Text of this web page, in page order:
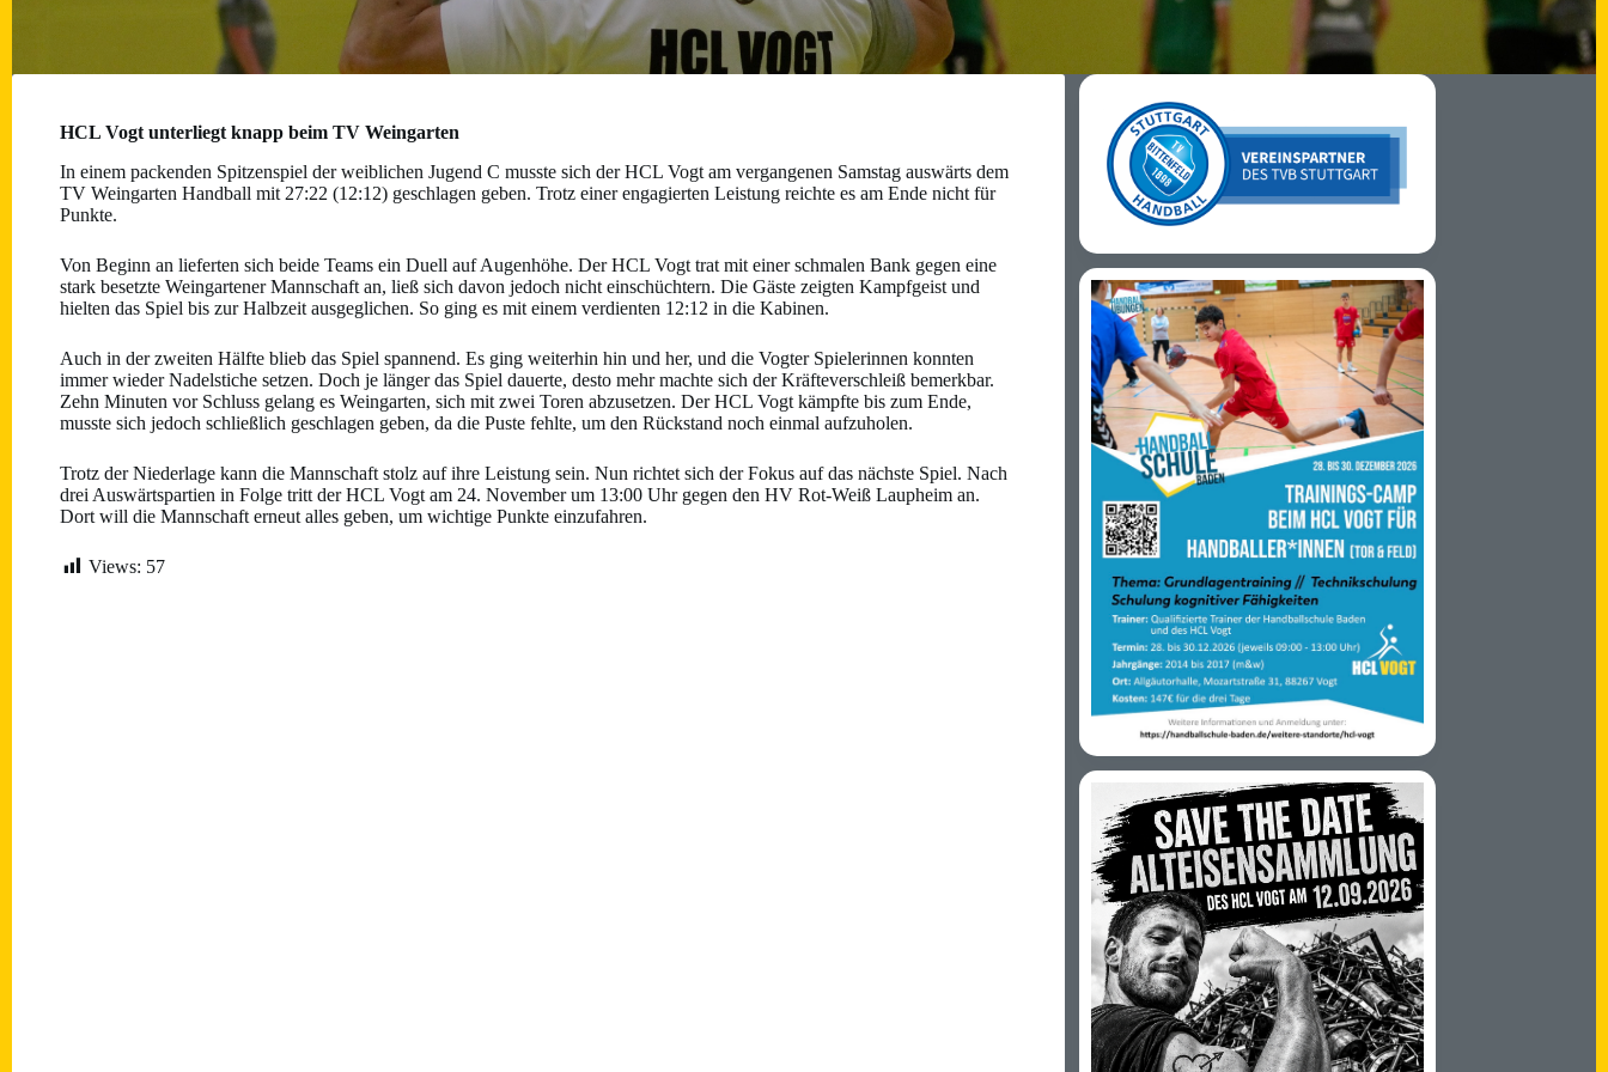
HCL Vogt unterliegt knapp beim TV Weingarten
In einem packenden Spitzenspiel der weiblichen Jugend C musste sich der HCL Vogt am vergangenen Samstag auswärts dem
TV Weingarten Handball mit 27:22 (12:12) geschlagen geben. Trotz einer engagierten Leistung reichte es am Ende nicht für
Punkte.
Von Beginn an lieferten sich beide Teams ein Duell auf Augenhöhe. Der HCL Vogt trat mit einer schmalen Bank gegen eine
stark besetzte Weingartener Mannschaft an, ließ sich davon jedoch nicht einschüchtern. Die Gäste zeigten Kampfgeist und
hielten das Spiel bis zur Halbzeit ausgeglichen. So ging es mit einem verdienten 12:12 in die Kabinen.
Auch in der zweiten Hälfte blieb das Spiel spannend. Es ging weiterhin hin und her, und die Vogter Spielerinnen konnten
immer wieder Nadelstiche setzen. Doch je länger das Spiel dauerte, desto mehr machte sich der Kräfteverschleiß bemerkbar.
Zehn Minuten vor Schluss gelang es Weingarten, sich mit zwei Toren abzusetzen. Der HCL Vogt kämpfte bis zum Ende,
musste sich jedoch schließlich geschlagen geben, da die Puste fehlte, um den Rückstand noch einmal aufzuholen.
Trotz der Niederlage kann die Mannschaft stolz auf ihre Leistung sein. Nun richtet sich der Fokus auf das nächste Spiel. Nach
drei Auswärtspartien in Folge tritt der HCL Vogt am 24. November um 13:00 Uhr gegen den HV Rot-Weiß Laupheim an.
Dort will die Mannschaft erneut alles geben, um wichtige Punkte einzufahren.
Views: 57